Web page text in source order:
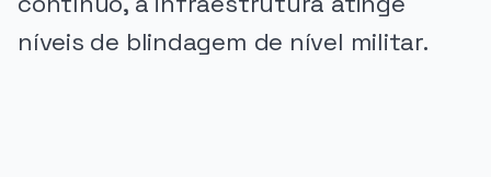
níveis de blindagem de nível militar.